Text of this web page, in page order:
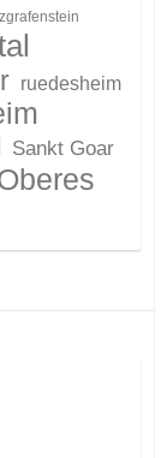
ruedesheim
Sankt Goar